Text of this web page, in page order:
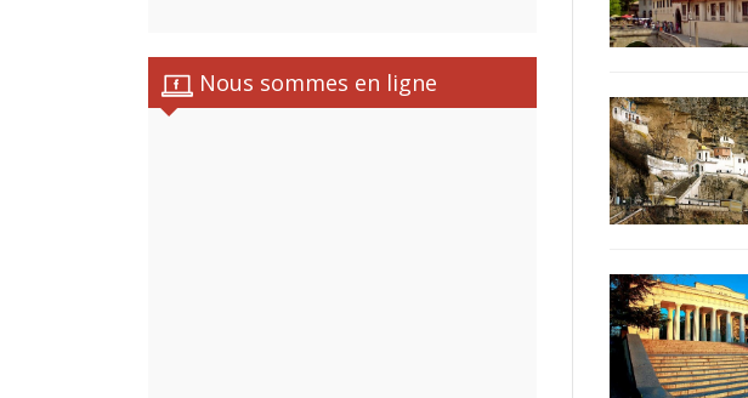
Nous sommes en ligne